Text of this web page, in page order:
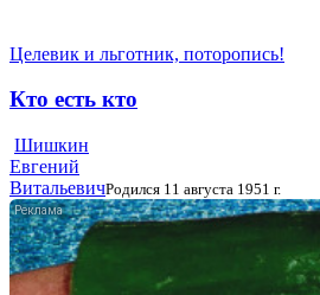
Целевик и льготник, поторопись!
Кто есть кто
Шишкин
Евгений
ВитальевичРодился 11 августа 1951 г.